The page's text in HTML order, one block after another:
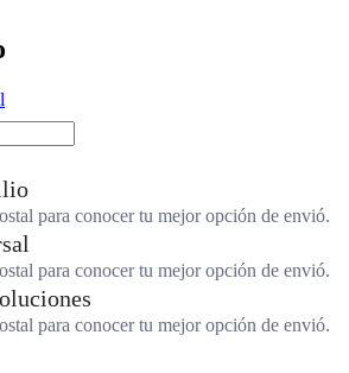
para conocer tu mejor opción de envió.
para conocer tu mejor opción de envió.
para conocer tu mejor opción de envió.